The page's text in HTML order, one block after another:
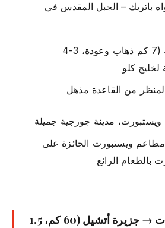
باتريك – الجبل المقدس في
تنزه اختياري إلى القمة (7 كم ذهاب وعودة، 3-4
كلو
من القاعدة مذهل
ويستبورت، مدينة جورجية جميلة
ويستبورت الحائزة على
بالطعام الرائع
اليوم الرابع: ويستبورت → جزيرة أتشيل (60 كم، 1.5